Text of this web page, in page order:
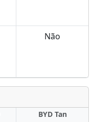
Não
BYD Tan